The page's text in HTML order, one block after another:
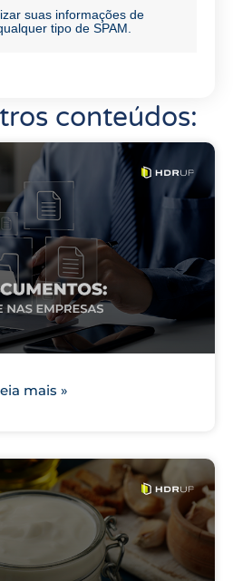
suas informações de
tipo de SPAM.
conteúdos:
mais »